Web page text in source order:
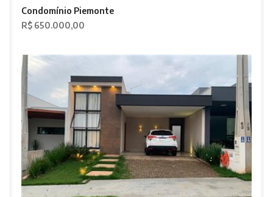
Condomínio Piemonte
R$ 650.000,00